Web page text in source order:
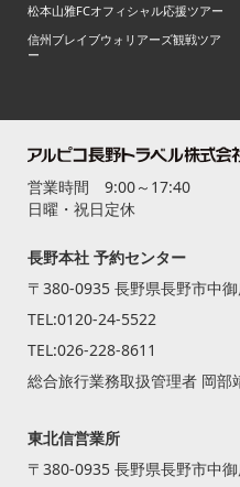
松本山雅FCオフィシャル応援ツアー
信州ブレイブウォリアーズ観戦ツア
ー
営業時間 9:00～17:40
日曜・祝日定休
長野本社 予約センター
〒380-0935 長野県長野市中
TEL:0120-24-5522
TEL:026-228-8611
総合旅行業務取扱管理者 岡部
東北信営業所
〒380-0935 長野県長野市中